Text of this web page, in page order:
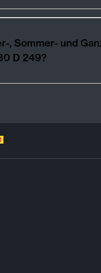
, Sommer- und
D 249?